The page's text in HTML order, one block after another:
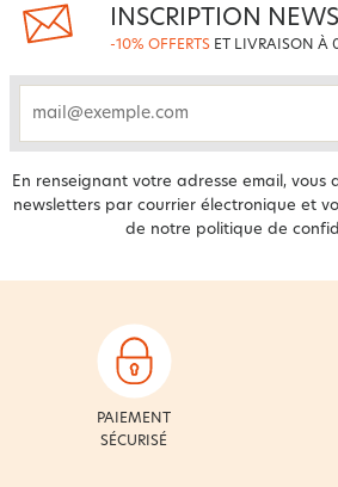
INSCRIPTION
-10% OFFERTS ET LIVRAISON À
email
En renseignant votre adresse email, vous
newsletters par courrier électronique et
de notre politique de
PAIEMENT
SÉCURISÉ